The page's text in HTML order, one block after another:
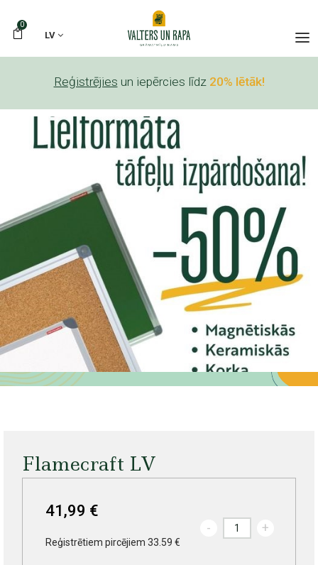
0
LV
Reģistrējies un iepērcies līdz 20% lētāk!
Flamecraft LV
41,99 €
Reģistrētiem pircējiem 33.59 €
- +